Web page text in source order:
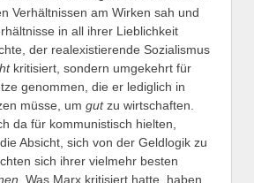
Verhältnissen am Wirken sah und
in all ihrer Lieblichkeit
der realexistierende Sozialismus
kritisiert, sondern umgekehrt für
genommen, die er lediglich in
müsse, um gutzu wirtschaften.
da für kommunistisch hielten,
Absicht, sich von der Geldlogik zu
sich ihrer vielmehr besten
. Was Marx kritisiert hatte, haben